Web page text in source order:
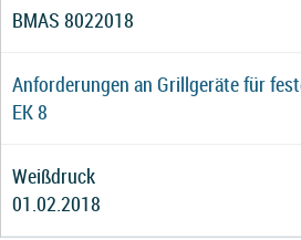
BMAS 8022018
Anforderungen an Grillgeräte für
EK 8
Weißdruck
01.02.2018